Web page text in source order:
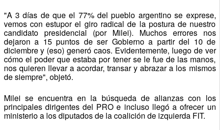
"A 3 días de que el 77% del pueblo argentino se exprese,
vemos con estupor el giro radical de la postura de nuestro
candidato presidencial (por Milei). Muchos errores nos
dejaron a 15 puntos de ser Gobierno a partir del 10 de
diciembre y (eso) generó caos. Evidentemente, luego de ver
cómo el poder que estaba por tener se le fue de las manos,
nos quieren llevar a acordar, transar y abrazar a los mismos
de siempre", objetó.
Milei se encuentra en la búsqueda de alianzas con los
principales dirigentes del PRO e incluso llegó a ofrecer un
ministerio a los diputados de la coalición de izquierda FIT.